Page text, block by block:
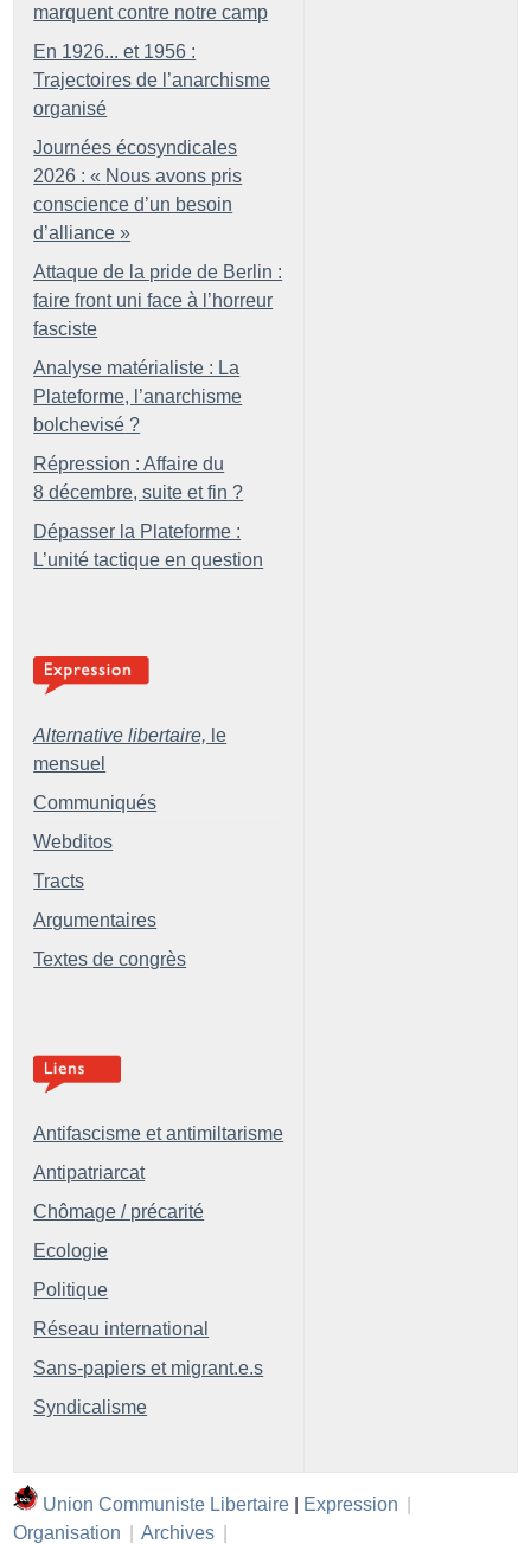
marquent contre notre camp
En 1926... et 1956 :
Trajectoires de l’anarchisme
organisé
Journées écosyndicales
2026 : « Nous avons pris
conscience d’un besoin
d’alliance »
Attaque de la pride de Berlin :
faire front uni face à l’horreur
fasciste
Analyse matérialiste : La
Plateforme, l’anarchisme
bolchevisé ?
Répression : Affaire du
8 décembre, suite et fin ?
Dépasser la Plateforme :
L’unité tactique en question
Alternative libertaire, le
mensuel
Communiqués
Webditos
Tracts
Argumentaires
Textes de congrès
Antifascisme et antimiltarisme
Antipatriarcat
Chômage / précarité
Ecologie
Politique
Réseau international
Sans-papiers et migrant.e.s
Syndicalisme
Union Communiste Libertaire Expression
Organisation
Archives